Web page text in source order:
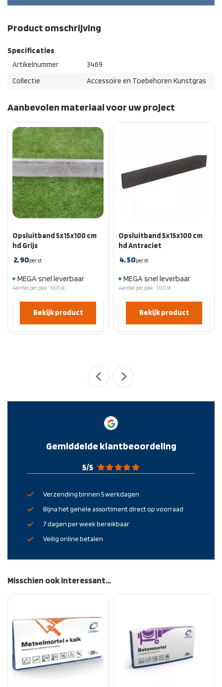
Product omschrijving
Specificaties
Artikelnummer
3469
Collectie
Accessoire en Toebehoren Kunstgras
Aanbevolen materiaal voor uw project
Opsluitband 5x15x100 cm
hd Grijs
2,90per st
MEGA snel leverbaar
Aantal per pak : 100 st
Bekijk product
Opsluitband 5x15x100 cm
hd Antraciet
4,50per st
MEGA snel leverbaar
Aantal per pak : 100 st
Bekijk product
Gemiddelde klantbeoordeling
5/5
Verzending binnen 5 werkdagen
Bijna het gehele assortiment direct op voorraad
7 dagen per week bereikbaar
Veilig online betalen
Misschien ook interessant…